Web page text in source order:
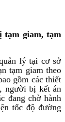
tạm giam, tạm
lý tại cơ sở
tạm giam theo
gồm các thiết
người bị kết án
đang chờ hành
tốc độ đường